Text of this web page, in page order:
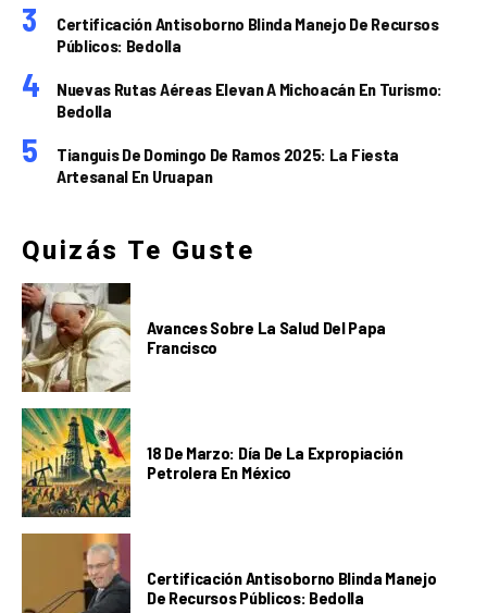
Certificación Antisoborno Blinda Manejo De Recursos
Públicos: Bedolla
Nuevas Rutas Aéreas Elevan A Michoacán En Turismo:
Bedolla
Tianguis De Domingo De Ramos 2025: La Fiesta
Artesanal En Uruapan
Quizás Te Guste
Avances Sobre La Salud Del Papa
Francisco
18 De Marzo: Día De La Expropiación
Petrolera En México
Certificación Antisoborno Blinda Manejo
De Recursos Públicos: Bedolla